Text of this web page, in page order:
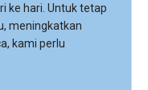
ke hari. Untuk tetap
meningkatkan
kami perlu